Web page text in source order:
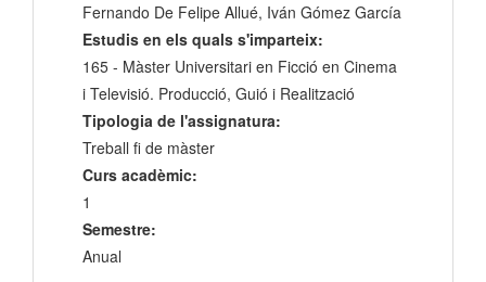
Fernando De Felipe Allué, Iván Gómez García
Estudis en els quals s'imparteix:
165 - Màster Universitari en Ficció en Cinema
i Televisió. Producció, Guió i Realització
Tipologia de l'assignatura:
Treball fi de màster
Curs acadèmic:
1
Semestre:
Anual